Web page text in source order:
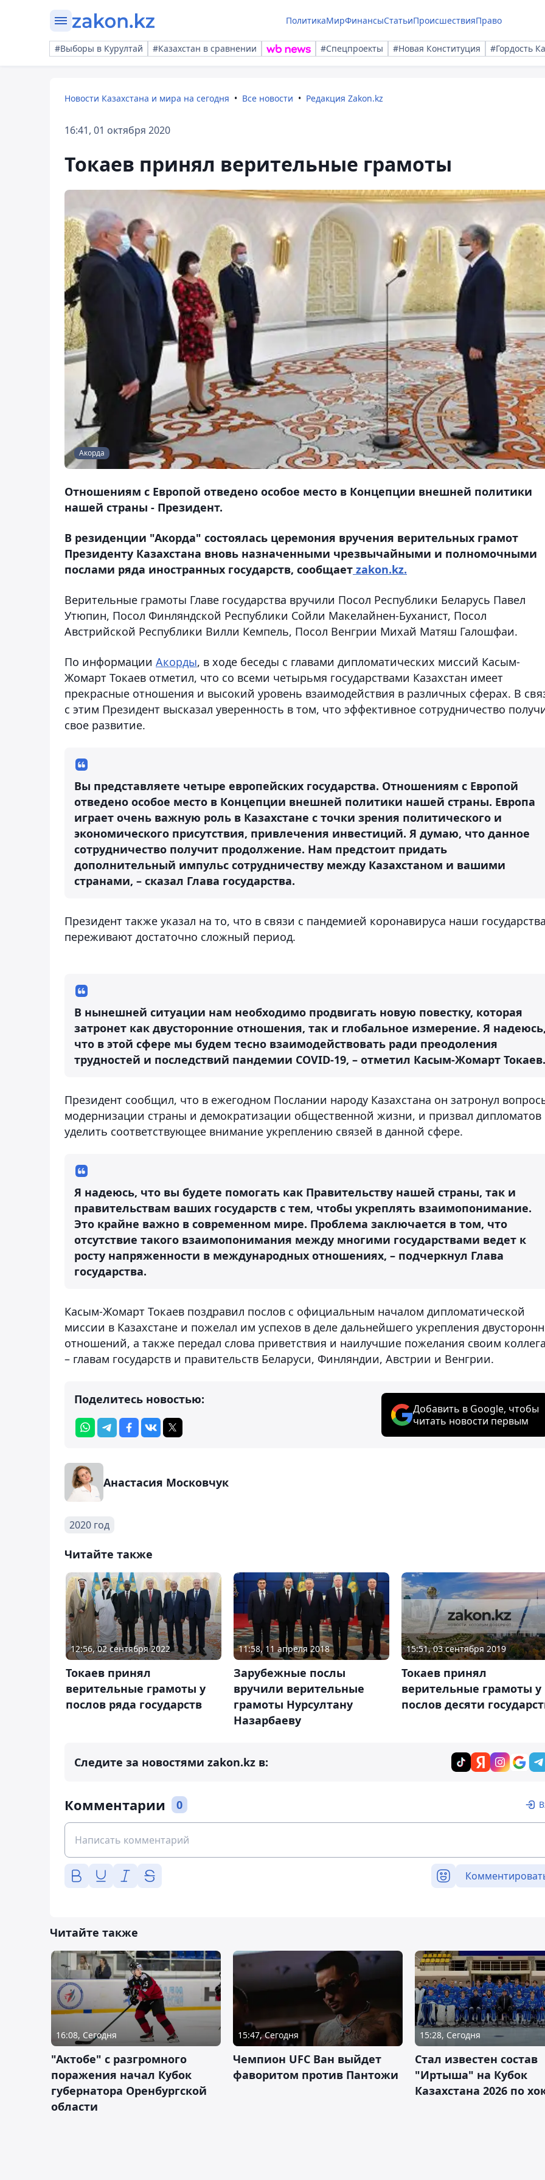
ПолитикаМирФинансыСтатьиПроисшествияПраво
#Выборы в Курултай #Казахстан в сравнении #Спецпроекты #Новая Конституция #Гордость
Новости Казахстана и мира на сегодня Все новости Редакция Zakon.kz
16:41, 01 октября 2020
Токаев принял верительные грамоты
Акорда
Отношениям с Европой отведено особое место в Концепции внешней политики
нашей страны - Президент.
В резиденции "Акорда" состоялась церемония вручения верительных грамот
Президенту Казахстана вновь назначенными чрезвычайными и полномочными
послами ряда иностранных государств, сообщает zakon.kz.
Верительные грамоты Главе государства вручили Посол Республики Беларусь Павел
Утюпин, Посол Финляндской Республики Сойли Макелайнен-Буханист, Посол
Австрийской Республики Вилли Кемпель, Посол Венгрии Михай Матяш Галошфаи.
По информации Акорды, в ходе беседы с главами дипломатических миссий Касым-
Жомарт Токаев отметил, что со всеми четырьмя государствами Казахстан имеет
прекрасные отношения и высокий уровень взаимодействия в различных сферах. В
с этим Президент высказал уверенность в том, что эффективное сотрудничество
свое развитие.
Вы представляете четыре европейских государства. Отношениям с Европой
отведено особое место в Концепции внешней политики нашей страны. Европа
играет очень важную роль в Казахстане с точки зрения политического и
экономического присутствия, привлечения инвестиций. Я думаю, что данное
сотрудничество получит продолжение. Нам предстоит придать
дополнительный импульс сотрудничеству между Казахстаном и вашими
странами, – сказал Глава государства.
Президент также указал на то, что в связи с пандемией коронавируса наши государства
переживают достаточно сложный период.
В нынешней ситуации нам необходимо продвигать новую повестку, которая
затронет как двусторонние отношения, так и глобальное измерение. Я надеюсь,
что в этой сфере мы будем тесно взаимодействовать ради преодоления
трудностей и последствий пандемии COVID-19, – отметил Касым-Жомарт Токаев.
Президент сообщил, что в ежегодном Послании народу Казахстана он затронул
модернизации страны и демократизации общественной жизни, и призвал дипломатов
уделить соответствующее внимание укреплению связей в данной сфере.
Я надеюсь, что вы будете помогать как Правительству нашей страны, так и
правительствам ваших государств с тем, чтобы укреплять взаимопонимание.
Это крайне важно в современном мире. Проблема заключается в том, что
отсутствие такого взаимопонимания между многими государствами ведет к
росту напряженности в международных отношениях, – подчеркнул Глава
государства.
Касым-Жомарт Токаев поздравил послов с официальным началом дипломатической
миссии в Казахстане и пожелал им успехов в деле дальнейшего укрепления
отношений, а также передал слова приветствия и наилучшие пожелания своим
– главам государств и правительств Беларуси, Финляндии, Австрии и Венгрии.
Поделитесь новостью:
Добавить в Google, чтобы
читать новости первым
Анастасия Московчук
2020 год
Читайте также
12:56, 02 сентября 2022
Токаев принял
верительные грамоты у
послов ряда государств
11:58, 11 апреля 2018
Зарубежные послы
вручили верительные
грамоты Нурсултану
Назарбаеву
15:51, 03 сентября 2019
Токаев принял
верительные грамоты у
послов десяти
Следите за новостями zakon.kz в:
Комментарии 0
Читайте также
16:08, Сегодня
"Актобе" с разгромного
поражения начал Кубок
губернатора Оренбургской
области
15:47, Сегодня
Чемпион UFC Ван выйдет
фаворитом против Пантожи
15:28, Сегодня
Стал известен состав
"Иртыша" на Кубок
Казахстана 2026 по